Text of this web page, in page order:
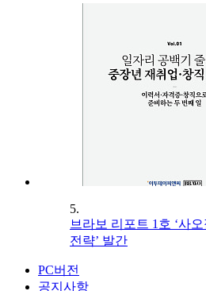
5.
브라보 리포트 1호 ‘사
전략’ 발간
PC버전
공지사항